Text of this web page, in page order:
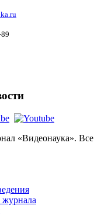
«Видеонаука».
журнала